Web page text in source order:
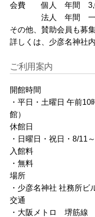
会費 個人 年間
法人 年間 一口
その他、賛助会員も募
詳しくは、少彦名神社
ご利用案内
開館時間
・平日・土曜日 午前
館）
休館日
・日曜日・祝日・8/11
入館料
・無料
場所
・少彦名神社 社務所ビ
交通
・大阪メトロ 堺筋線